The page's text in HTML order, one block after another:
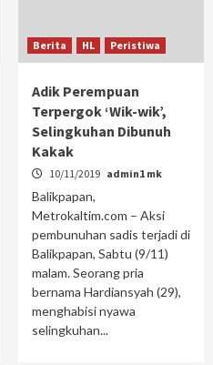
Berita HL Peristiwa
Adik Perempuan
Terpergok ‘Wik-wik’,
Selingkuhan Dibunuh
Kakak
10/11/2019 admin1 mk
Balikpapan,
Metrokaltim.com – Aksi
pembunuhan sadis terjadi di
Balikpapan, Sabtu (9/11)
malam. Seorang pria
bernama Hardiansyah (29),
menghabisi nyawa
selingkuhan...